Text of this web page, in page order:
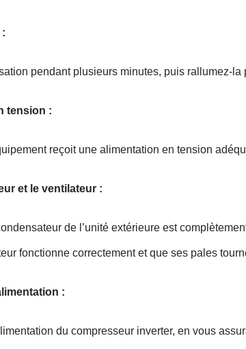
pendant plusieurs minutes, puis rallumez-la
tension :
reçoit une alimentation en tension
et le ventilateur :
de l’unité extérieure est
fonctionne correctement et que ses pales
:
du compresseur inverter, en vous